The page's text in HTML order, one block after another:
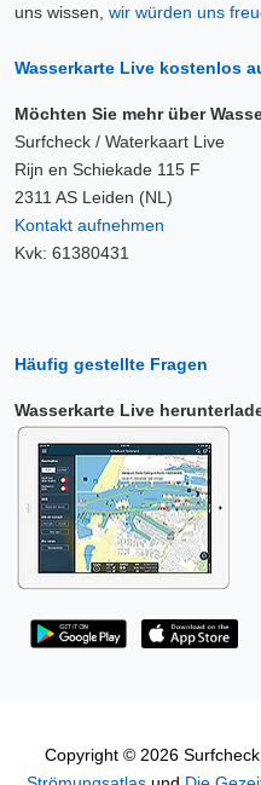
uns wissen, wir würden uns
Wasserkarte Live kostenlos
Möchten Sie mehr über
Surfcheck / Waterkaart Live
Rijn en Schiekade 115 F
2311 AS Leiden (NL)
Kontakt aufnehmen
Kvk: 61380431
Häufig gestellte Fragen
Wasserkarte Live
Copyright © 2026 Surfcheck